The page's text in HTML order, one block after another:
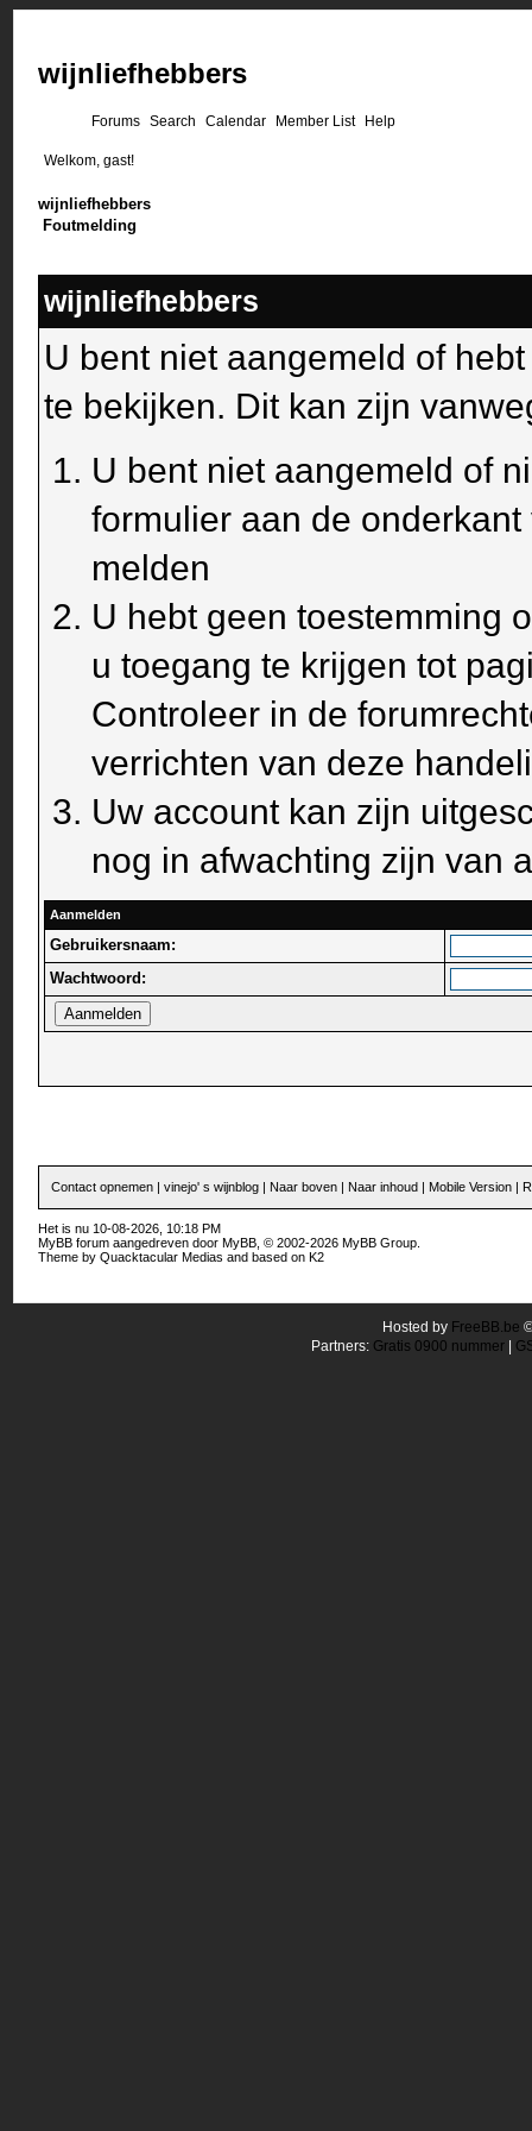
wijnliefhebbers
Forums Search Calendar Member List Help
Welkom, gast!
wijnliefhebbers
Foutmelding
wijnliefhebbers
U bent niet aangemeld of
te bekijken. Dit kan zijn
U bent niet aangemeld of
formulier aan de
melden
U hebt geen toestemming
u toegang te krijgen tot
Controleer in de
verrichten van deze
Uw account kan zijn
nog in afwachting zijn van
Aanmelden
Gebruikersnaam:
Wachtwoord:
Contact opnemen |vinejo' s wijnblog | Naar boven | Naar inhoud | Mobile Version |
Het is nu 10-08-2026, 10:18 PM
MyBB forum aangedreven doorMyBB , © 2002-2026MyBB Group
Theme byQuacktacular Medias and based onK2
Hosted by FreeBB.be
Partners: Gratis 0900 nummer|